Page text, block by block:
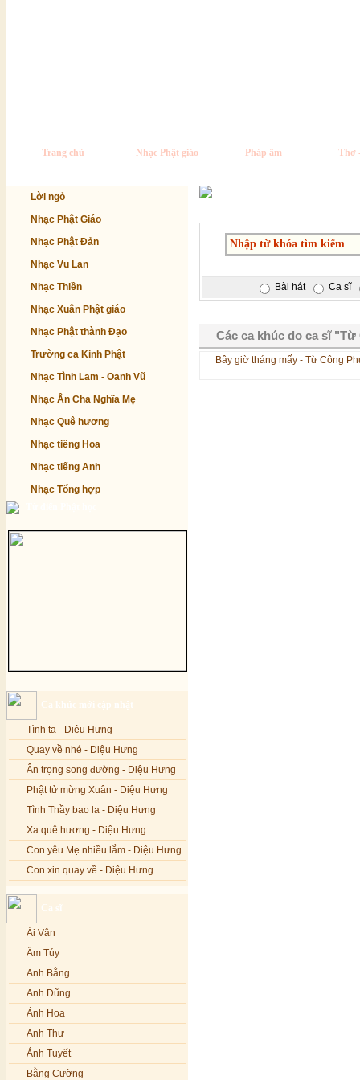
Trang chủ Nhạc Phật giáo Pháp âm Thơ
Lời ngỏ
Nhạc Phật Giáo
Nhạc Phật Đản
Nhạc Vu Lan
Nhạc Thiền
Nhạc Xuân Phật giáo
Nhạc Phật thành Đạo
Trường ca Kinh Phật
Nhạc Tình Lam - Oanh Vũ
Nhạc Ân Cha Nghĩa Mẹ
Nhạc Quê hương
Nhạc tiếng Hoa
Nhạc tiếng Anh
Nhạc Tổng hợp
Ca khúc mới cập nhật
Tình ta - Diệu Hưng
Quay về nhé - Diệu Hưng
Ân trọng song đường - Diệu Hưng
Phật tử mừng Xuân - Diệu Hưng
Tình Thầy bao la - Diệu Hưng
Xa quê hương - Diệu Hưng
Con yêu Mẹ nhiều lắm - Diệu Hưng
Con xin quay về - Diệu Hưng
Nếu xa Phật - Diệu Hưng
Tình Lam - Kim Khánh & Hoàng
Vĩnh
Xin cho con niềm tin - Kim Linh
Quán Âm Mẹ hiền - Kim Linh
Nhạc niệm Nam Mô A Di Đà Phật -
Kim Linh
Mẹ Từ Bi - Kim Linh
12 Lời nguyện của Bồ tát Quán Thế
Âm - Kim Linh
Ca sĩ
Ái Vân
Ẩm Túy
Anh Bằng
Anh Dũng
Ánh Hoa
Anh Thư
Ánh Tuyết
Bằng Cường
Bài hát Ca sĩ
Các ca khúc do ca sĩ
Bây giờ tháng mấy - Từ Công